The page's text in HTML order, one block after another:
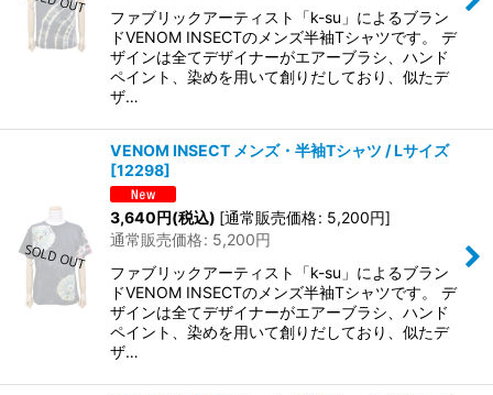
ファブリックアーティスト「k-su」によるブラン
ドVENOM INSECTのメンズ半袖Tシャツです。 デ
ザインは全てデザイナーがエアーブラシ、ハンド
ペイント、染めを用いて創りだしており、似たデ
ザ…
VENOM INSECT メンズ・半袖Tシャツ / Lサイズ
[12298]
3,640 円(税込) [通常販売価格: 5,200円]
通常販売価格: 5,200円
ファブリックアーティスト「k-su」によるブラン
ドVENOM INSECTのメンズ半袖Tシャツです。 デ
ザインは全てデザイナーがエアーブラシ、ハンド
ペイント、染めを用いて創りだしており、似たデ
ザ…